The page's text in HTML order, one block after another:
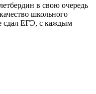
в свою очередь
школьного
сдал ЕГЭ, с каждым